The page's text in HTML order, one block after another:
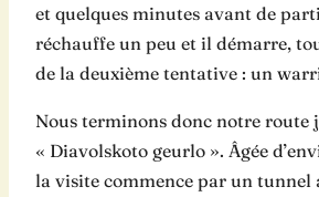
et quelques minutes avant de
réchauffe un peu et il démarre,
de la deuxième tentative : un
Nous terminons donc notre route
« Diavolskoto geurlo ». Âgée
la visite commence par un